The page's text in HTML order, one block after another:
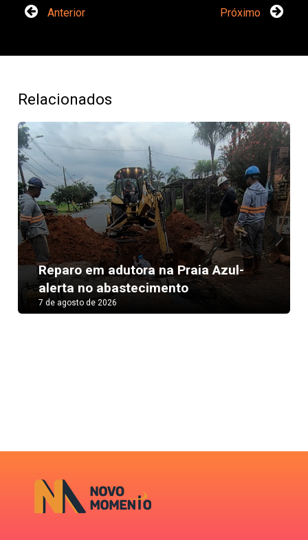
Anterior Próximo
Relacionados
Reparo em adutora na Praia Azul-
alerta no abastecimento
7 de agosto de 2026
Next